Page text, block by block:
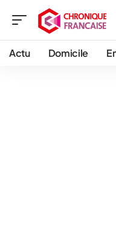
Actu Domicile